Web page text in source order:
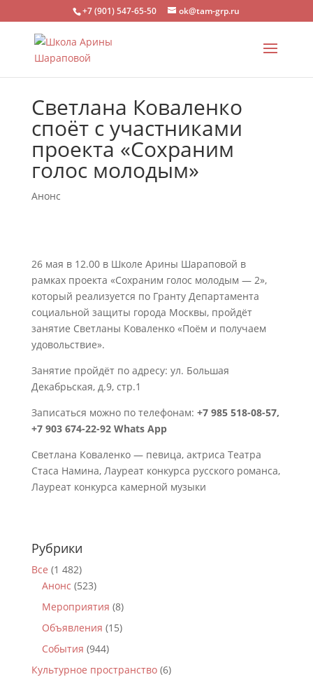
+7 (901) 547-65-50 ok@tam-grp.ru
Светлана Коваленко
споёт с участниками
проекта «Сохраним
голос молодым»
Анонс
26 мая в 12.00 в Школе Арины Шараповой в
рамках проекта «Сохраним голос молодым — 2»,
который реализуется по Гранту Департамента
социальной защиты города Москвы, пройдёт
занятие Светланы Коваленко «Поём и получаем
удовольствие».
Занятие пройдёт по адресу: ул. Большая
Декабрьская, д.9, стр.1
Записаться можно по телефонам: +7 985 518-08-57,
+7 903 674-22-92 Whats App
Светлана Коваленко — певица, актриса Театра
Стаса Намина, Лауреат конкурса русского романса,
Лауреат конкурса камерной музыки
Рубрики
Все (1 482)
Анонс (523)
Мероприятия (8)
Объявления (15)
События (944)
Культурное пространство(6)